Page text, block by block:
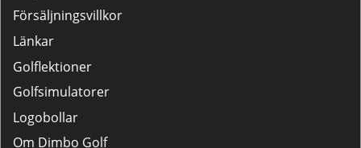
Försäljningsvillkor
Länkar
Golflektioner
Golfsimulatorer
Logobollar
Om Dimbo Golf